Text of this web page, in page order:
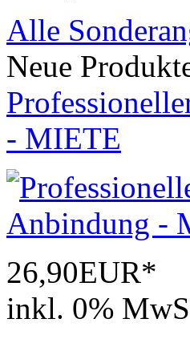
Alle
Neue
- MIETE
26,90EUR*
inkl. 0%